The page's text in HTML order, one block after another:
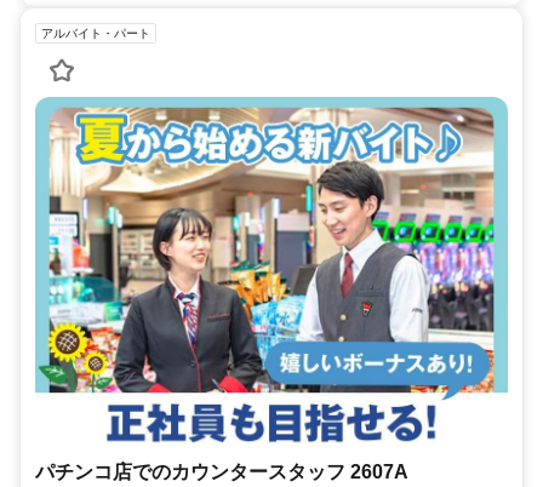
アルバイト・パート
パチンコ店でのカウンタースタッフ 2607A